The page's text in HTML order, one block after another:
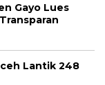
Gayo Lues
Lantik 248